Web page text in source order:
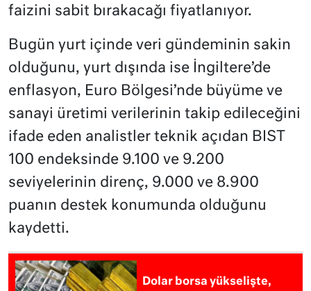
faizini sabit bırakacağı fiyatlanıyor.
Bugün yurt içinde veri gündeminin sakin
olduğunu, yurt dışında ise İngiltere’de
enflasyon, Euro Bölgesi’nde büyüme ve
sanayi üretimi verilerinin takip edileceğini
ifade eden analistler teknik açıdan BIST
100 endeksinde 9.100 ve 9.200
seviyelerinin direnç, 9.000 ve 8.900
puanın destek konumunda olduğunu
kaydetti.
Dolar borsa yükselişte,